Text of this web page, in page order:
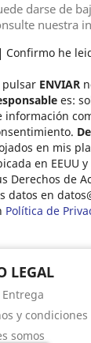
darse de
nuestra
Confirmo he
pulsar ENVIAR
es:
información
en mis
en EEUU
Derechos de
datos en
Política de
LEGAL
y condiciones
somos